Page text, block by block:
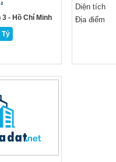
3 - Hồ Chí Minh
Tỷ
Diện tích
Địa điểm